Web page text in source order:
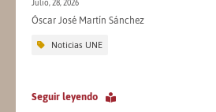
Julio, 28, 2026
Óscar José Martín Sánchez
Noticias UNE
Seguir leyendo